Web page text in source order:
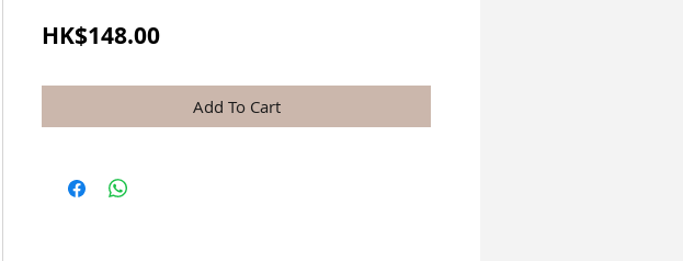
HK$148.00價
Add To Cart